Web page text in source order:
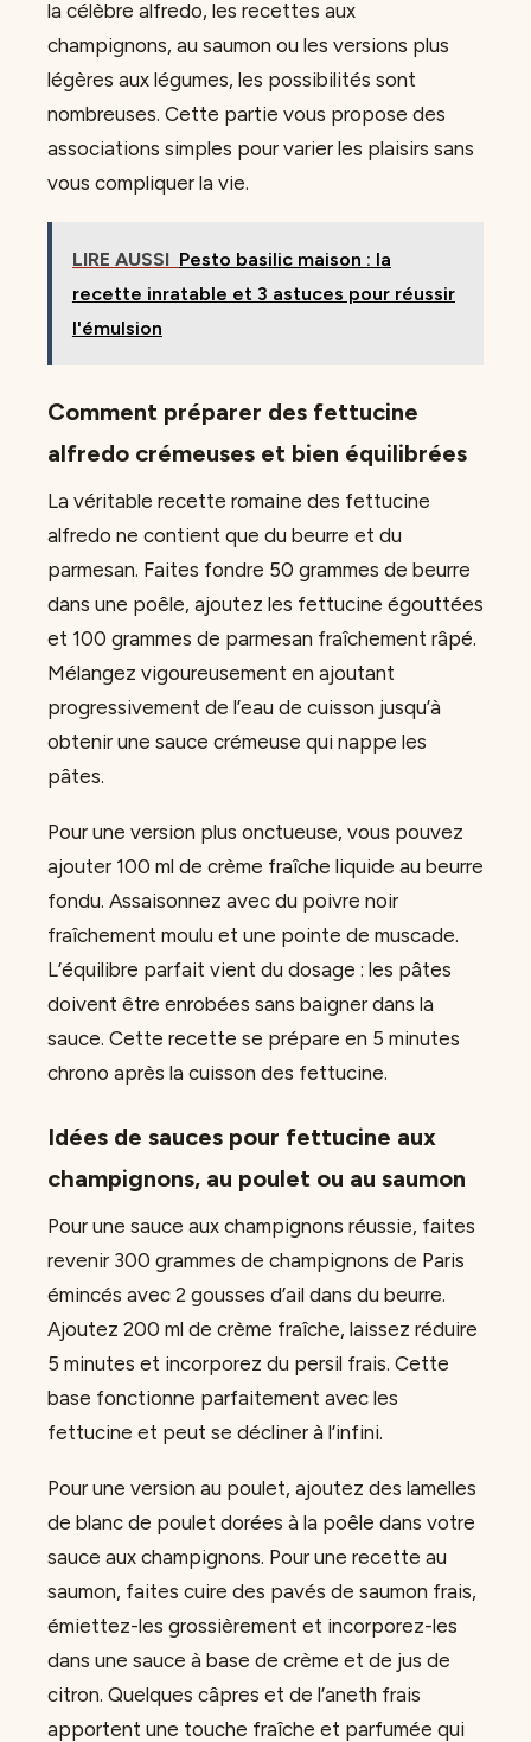
la célèbre alfredo, les recettes aux
champignons, au saumon ou les versions plus
légères aux légumes, les possibilités sont
nombreuses. Cette partie vous propose des
associations simples pour varier les plaisirs sans
vous compliquer la vie.
LIRE AUSSI Pesto basilic maison : la
recette inratable et 3 astuces pour réussir
l'émulsion
Comment préparer des fettucine
alfredo crémeuses et bien équilibrées
La véritable recette romaine des fettucine
alfredo ne contient que du beurre et du
parmesan. Faites fondre 50 grammes de beurre
dans une poêle, ajoutez les fettucine égouttées
et 100 grammes de parmesan fraîchement râpé.
Mélangez vigoureusement en ajoutant
progressivement de l’eau de cuisson jusqu’à
obtenir une sauce crémeuse qui nappe les
pâtes.
Pour une version plus onctueuse, vous pouvez
ajouter 100 ml de crème fraîche liquide au beurre
fondu. Assaisonnez avec du poivre noir
fraîchement moulu et une pointe de muscade.
L’équilibre parfait vient du dosage : les pâtes
doivent être enrobées sans baigner dans la
sauce. Cette recette se prépare en 5 minutes
chrono après la cuisson des fettucine.
Idées de sauces pour fettucine aux
champignons, au poulet ou au saumon
Pour une sauce aux champignons réussie, faites
revenir 300 grammes de champignons de Paris
émincés avec 2 gousses d’ail dans du beurre.
Ajoutez 200 ml de crème fraîche, laissez réduire
5 minutes et incorporez du persil frais. Cette
base fonctionne parfaitement avec les
fettucine et peut se décliner à l’infini.
Pour une version au poulet, ajoutez des lamelles
de blanc de poulet dorées à la poêle dans votre
sauce aux champignons. Pour une recette au
saumon, faites cuire des pavés de saumon frais,
émiettez-les grossièrement et incorporez-les
dans une sauce à base de crème et de jus de
citron. Quelques câpres et de l’aneth frais
apportent une touche fraîche et parfumée qui